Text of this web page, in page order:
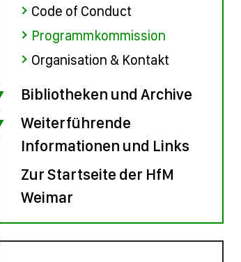
Code of Conduct
Programmkommission
Organisation & Kontakt
Bibliotheken und Archive
Weiterführende
Informationen und Links
Zur Startseite der HfM
Weimar